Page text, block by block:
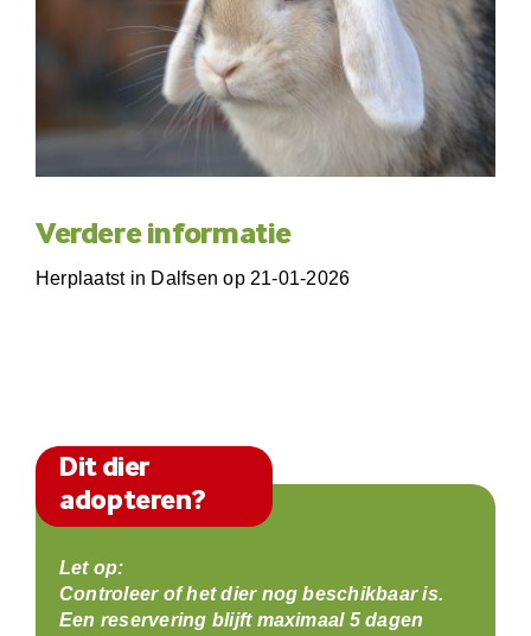
Verdere informatie
Herplaatst in Dalfsen op 21-01-2026
Dit dier
adopteren?
Let op:
Controleer of het dier nog beschikbaar is.
Een reservering blijft maximaal 5 dagen